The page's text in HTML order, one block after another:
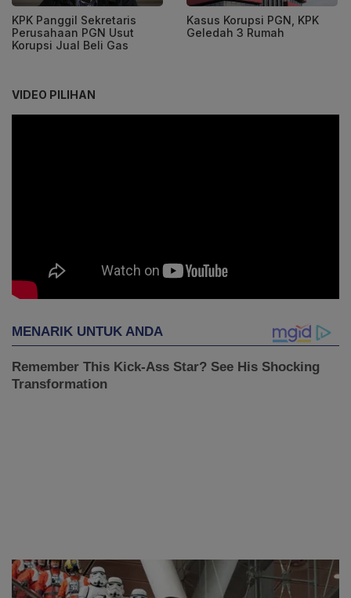
KPK Panggil Sekretaris
Perusahaan PGN Usut
Korupsi Jual Beli Gas
Kasus Korupsi PGN, KPK
Geledah 3 Rumah
VIDEO PILIHAN